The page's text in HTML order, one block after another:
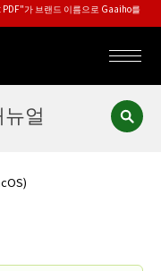
가 브랜드 이름으로 Gaaiho를
얼